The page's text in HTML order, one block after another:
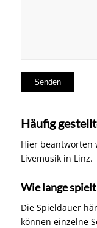
Häufig
Hier beantworten
Livemusik in Linz.
Wie lange
Die Spieldauer
können einzelne